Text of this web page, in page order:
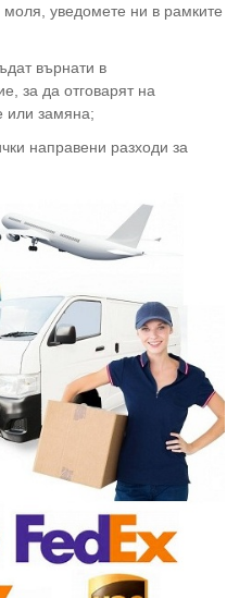
уведомете ни в рамките
върнати в
за да отговарят на
или замяна;
направени разходи за